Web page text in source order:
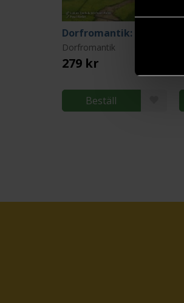
Dorfromantik
279 kr
Beställ